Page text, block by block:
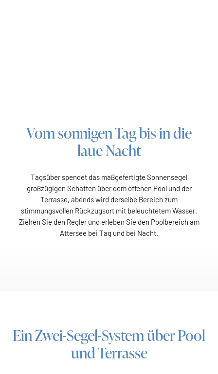
Vom sonnigen Tag bis in die
laue Nacht
Tagsüber spendet das maßgefertigte Sonnensegel
großzügigen Schatten über dem offenen Pool und der
Terrasse, abends wird derselbe Bereich zum
stimmungsvollen Rückzugsort mit beleuchtetem Wasser.
Ziehen Sie den Regler und erleben Sie den Poolbereich am
Attersee bei Tag und bei Nacht.
Ein Zwei-Segel-System über Pool
und Terrasse